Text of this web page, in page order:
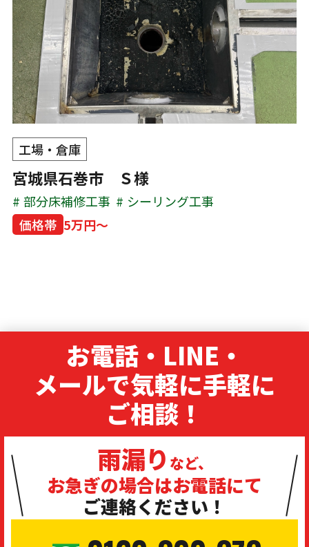
工場・倉庫
宮城県石巻市 Ｓ様
部分床補修工事
シーリング工事
価格帯 5万円～
お電話・LINE・
メールで気軽に手軽に
ご相談！
雨漏り など、
お急ぎの場合はお電話にて
ご連絡ください！